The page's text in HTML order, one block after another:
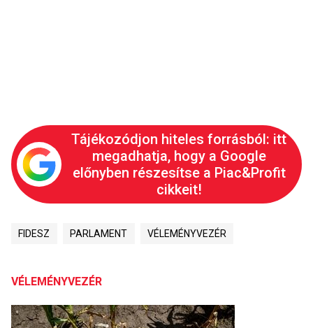
Tájékozódjon hiteles forrásból: itt
megadhatja, hogy a Google
előnyben részesítse a Piac&Profit
cikkeit!
FIDESZ PARLAMENT VÉLEMÉNYVEZÉR
VÉLEMÉNYVEZÉR